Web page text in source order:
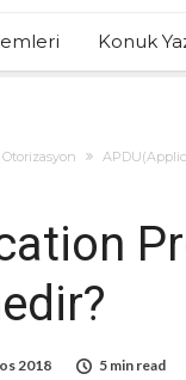
Konuk
2018 5 min read